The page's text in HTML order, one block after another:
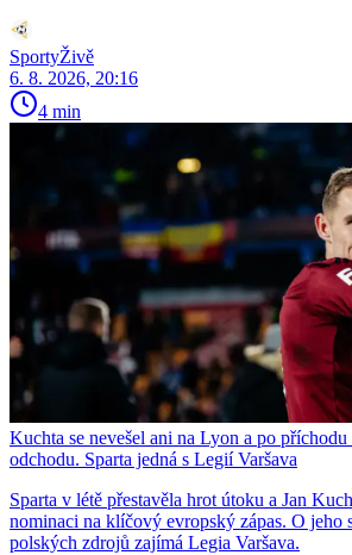
SportyŽivě
6. 8. 2026, 20:16
4 min
Kuchta se nevešel ani na Lyon a po
odchodu. Sparta jedná s Legií Varšava
Sparta v létě přestavěla hrot útoku a Jan
nominaci na klíčový evropský zápas. O jeho
polských zdrojů zajímá Legia Varšava.